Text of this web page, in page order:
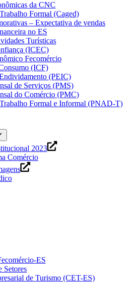
da CNC
Formal (Caged)
– Expectativa de vendas
no ES
Turísticas
(ICEC)
Fecomércio
(ICF)
(PEIC)
de Serviços (PMS)
do Comércio (PMC)
Formal e Informal (PNAD-T)
2023
Comércio
ES
Setores
de Turismo (CET-ES)